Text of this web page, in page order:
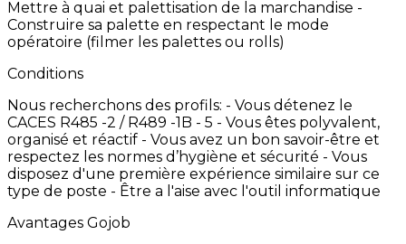
Mettre à quai et palettisation de la marchandise -
Construire sa palette en respectant le mode
opératoire (filmer les palettes ou rolls)
Conditions
Nous recherchons des profils: - Vous détenez le
CACES R485 -2 / R489 -1B - 5 - Vous êtes polyvalent,
organisé et réactif - Vous avez un bon savoir-être et
respectez les normes d’hygiène et sécurité - Vous
disposez d'une première expérience similaire sur ce
type de poste - Être a l'aise avec l'outil informatique
Avantages Gojob